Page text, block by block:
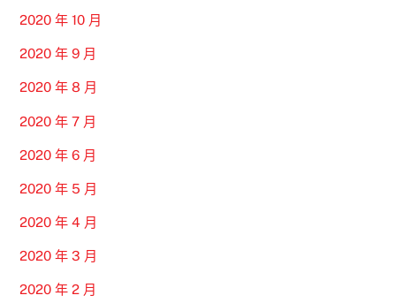
2020 年 10 月
2020 年 9 月
2020 年 8 月
2020 年 7 月
2020 年 6 月
2020 年 5 月
2020 年 4 月
2020 年 3 月
2020 年 2 月